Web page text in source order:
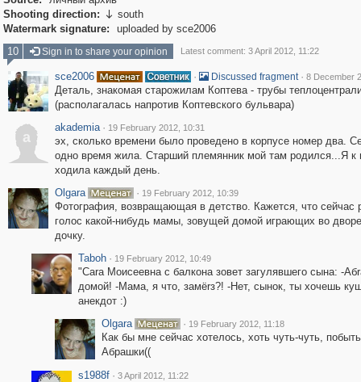
Shooting direction:  south
Watermark signature:
uploaded by sce2006
10
Sign in to share your opinion Latest comment: 3 April 2012, 11:22
sce2006 · Discussed fragment · 8 December
Деталь, знакомая старожилам Коптева - трубы
(располагалась напротив Коптевского бульвара)
a
akademia · 19 February 2012, 10:31
эх, сколько времени было проведено в корпусе номер два.
одно время жила. Старший племянник мой там родился...Я к
ходила каждый день.
Olgara
· 19 February 2012, 10:39
Фотография, возвращающая в детство. Кажется, что сейчас
голос какой-нибудь мамы, зовущей домой играющих во
дочку.
Taboh · 19 February 2012, 10:49
"Саrа Моисеевна с балкона зовет загулявшего сына: -
домой! -Мама, я что, замёrз?! -Нет, сынок, ты хочешь
анекдот :)
Olgara
· 19 February 2012, 11:18
Как бы мне сейчас хотелось, хоть чуть-чуть,
Абрашки((
s1988f · 3 April 2012, 11:22